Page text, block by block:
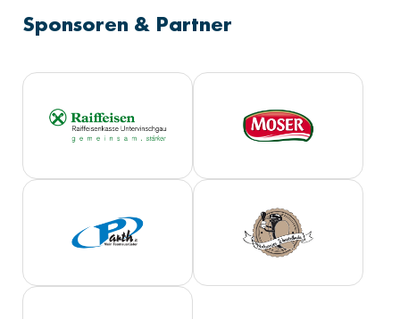
Sponsoren & Partner